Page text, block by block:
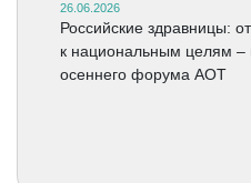
26.06.2026
Российские здравницы:
к национальным целям –
осеннего форума АОТ